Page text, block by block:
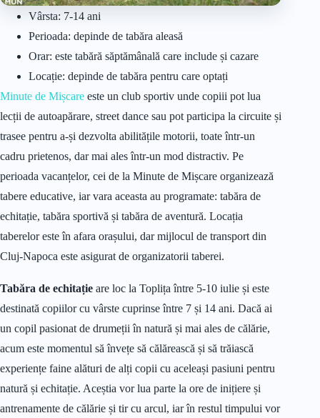
Vârsta: 7-14 ani
Perioada: depinde de tabăra aleasă
Orar: este tabără săptămânală care include și cazare
Locație: depinde de tabăra pentru care optați
Minute de Mișcare este un club sportiv unde copiii pot lua
lecții de autoapărare, street dance sau pot participa la circuite și
trasee pentru a-și dezvolta abilitățile motorii, toate într-un
cadru prietenos, dar mai ales într-un mod distractiv. Pe
perioada vacanțelor, cei de la Minute de Mișcare organizează
tabere educative, iar vara aceasta au programate: tabăra de
echitație, tabăra sportivă și tabăra de aventură. Locația
taberelor este în afara orașului, dar mijlocul de transport din
Cluj-Napoca este asigurat de organizatorii taberei.
Tabăra de echitație are loc la Toplița între 5-10 iulie și este
destinată copiilor cu vârste cuprinse între 7 și 14 ani. Dacă ai
un copil pasionat de drumeții în natură și mai ales de călărie,
acum este momentul să învețe să călărească și să trăiască
experiențe faine alături de alți copii cu aceleași pasiuni pentru
natură și echitație. Aceștia vor lua parte la ore de inițiere și
antrenamente de călărie și tir cu arcul, iar în restul timpului vor